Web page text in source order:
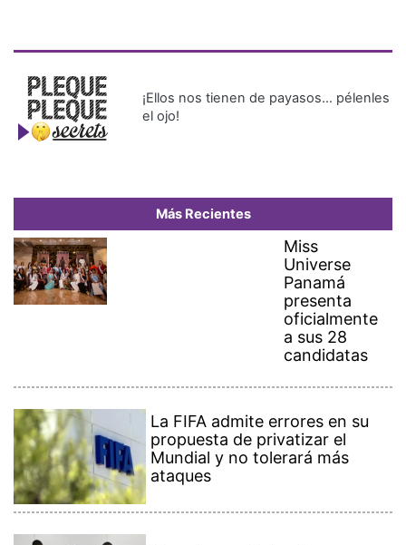
¡Ellos nos tienen de payasos… pélenles
el ojo!
Más Recientes
Miss
Universe
Panamá
presenta
oficialmente
a sus 28
candidatas
La FIFA admite errores en su
propuesta de privatizar el
Mundial y no tolerará más
ataques